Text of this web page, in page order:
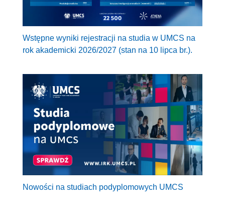
Wstępne wyniki rejestracji na studia w UMCS na
rok akademicki 2026/2027 (stan na 10 lipca br.).
Nowości na studiach podyplomowych UMCS